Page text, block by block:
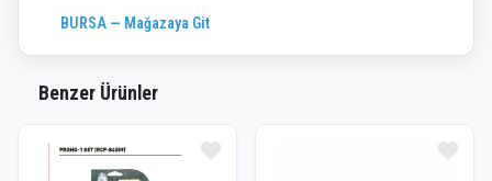
BURSA — Mağazaya Git
Benzer Ürünler